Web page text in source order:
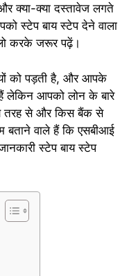
क्या-क्या दस्तावेज लगते
स्टेप बाय स्टेप देने वाला
करके जरूर पढ़ें।
को पड़ती है, और आपके
लेकिन आपको लोन के बारे
तरह से और किस बैंक से
वाले हैं कि एसबीआई
स्टेप बाय स्टेप